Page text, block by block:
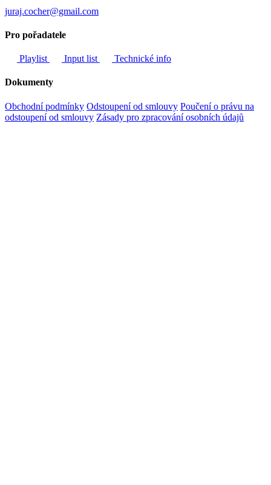
juraj.cocher@gmail.com
Pro pořadatele
Playlist Input list Technické info
Dokumenty
Obchodní podmínky Odstoupení od smlouvy Poučení o právu na
odstoupení od smlouvy Zásady pro zpracování osobních údajů